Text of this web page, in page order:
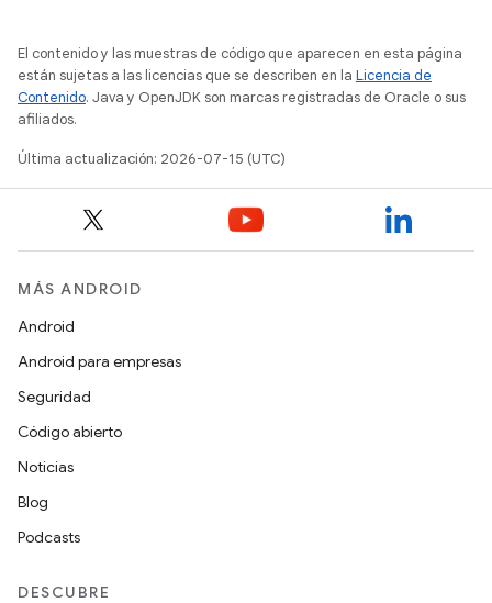
El contenido y las muestras de código que aparecen en esta página
están sujetas a las licencias que se describen en la Licencia de
Contenido. Java y OpenJDK son marcas registradas de Oracle o sus
afiliados.
Última actualización: 2026-07-15 (UTC)
MÁS ANDROID
Android
Android para empresas
Seguridad
Código abierto
Noticias
Blog
Podcasts
DESCUBRE